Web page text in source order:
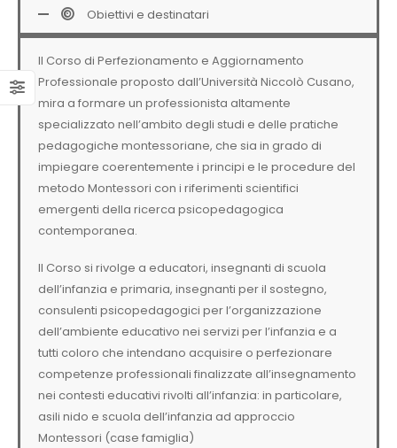
Obiettivi e destinatari
Il Corso di Perfezionamento e Aggiornamento
Professionale proposto dall’Università Niccolò Cusano,
mira a formare un professionista altamente
specializzato nell’ambito degli studi e delle pratiche
pedagogiche montessoriane, che sia in grado di
impiegare coerentemente i principi e le procedure del
metodo Montessori con i riferimenti scientifici
emergenti della ricerca psicopedagogica
contemporanea.
Il Corso si rivolge a educatori, insegnanti di scuola
dell’infanzia e primaria, insegnanti per il sostegno,
consulenti psicopedagogici per l’organizzazione
dell’ambiente educativo nei servizi per l’infanzia e a
tutti coloro che intendano acquisire o perfezionare
competenze professionali finalizzate all’insegnamento
nei contesti educativi rivolti all’infanzia: in particolare,
asili nido e scuola dell’infanzia ad approccio
Montessori (case famiglia)